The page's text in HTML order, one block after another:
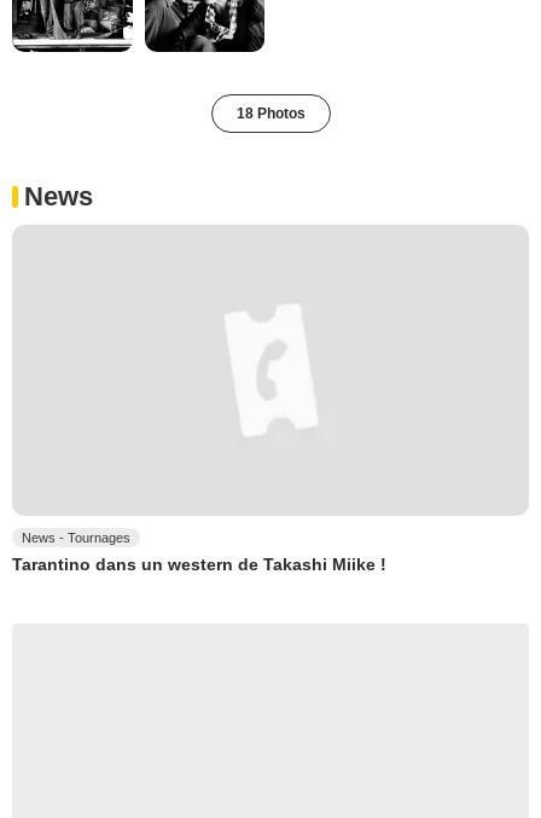
18 Photos
News
News - Tournages
Tarantino dans un western de Takashi Miike !